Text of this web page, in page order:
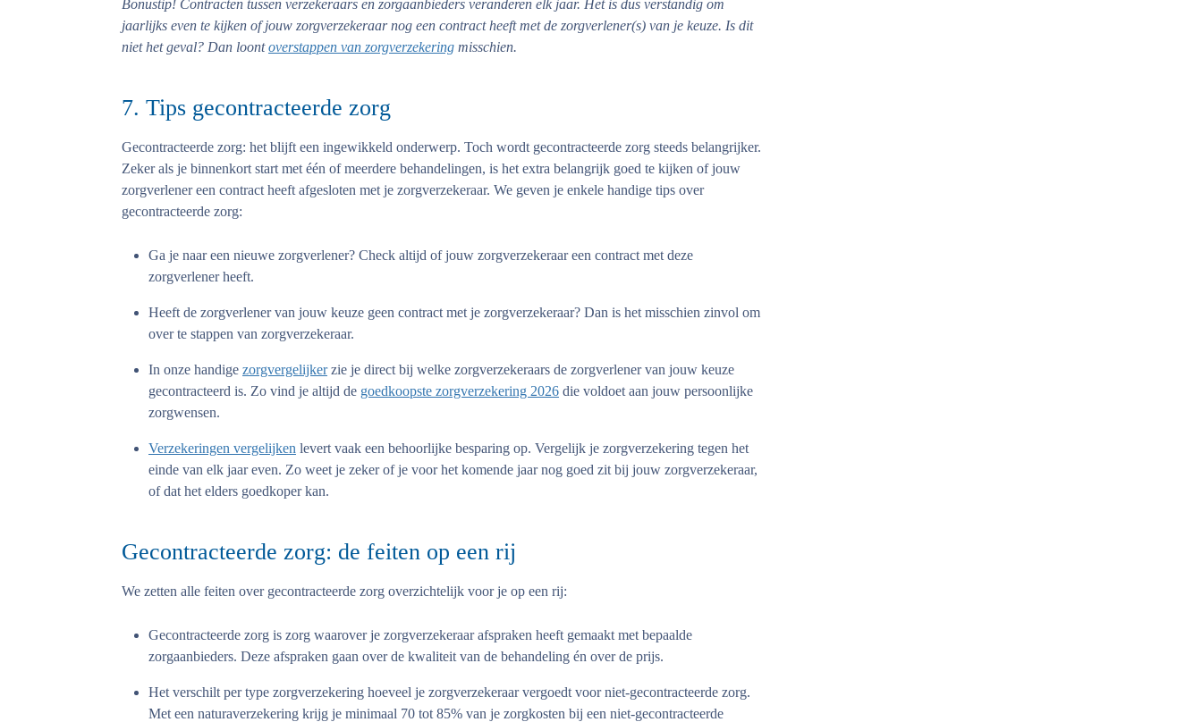
Bonustip! Contracten tussen verzekeraars en zorgaanbieders veranderen elk jaar. Het is dus verstandig om
jaarlijks even te kijken of jouw zorgverzekeraar nog een contract heeft met de zorgverlener(s) van je keuze. Is dit
niet het geval? Dan loontoverstappen van zorgverzekering misschien.
7. Tips gecontracteerde zorg
Gecontracteerde zorg: het blijft een ingewikkeld onderwerp. Toch wordt gecontracteerde zorg steeds belangrijker.
Zeker als je binnenkort start met één of meerdere behandelingen, is het extra belangrijk goed te kijken of jouw
zorgverlener een contract heeft afgesloten met je zorgverzekeraar. We geven je enkele handige tips over
gecontracteerde zorg:
Ga je naar een nieuwe zorgverlener? Check altijd of jouw zorgverzekeraar een contract met deze
zorgverlener heeft.
Heeft de zorgverlener van jouw keuze geen contract met je zorgverzekeraar? Dan is het misschien zinvol om
over te stappen van zorgverzekeraar.
In onze handige zorgvergelijkerzie je direct bij welke zorgverzekeraars de zorgverlener van jouw keuze
gecontracteerd is. Zo vind je altijd de goedkoopste zorgverzekering 2026 die voldoet aan jouw persoonlijke
zorgwensen.
Verzekeringen vergelijken levert vaak een behoorlijke besparing op. Vergelijk je zorgverzekering tegen het
einde van elk jaar even. Zo weet je zeker of je voor het komende jaar nog goed zit bij jouw zorgverzekeraar,
of dat het elders goedkoper kan.
Gecontracteerde zorg: de feiten op een rij
We zetten alle feiten over gecontracteerde zorg overzichtelijk voor je op een rij:
Gecontracteerde zorg is zorg waarover je zorgverzekeraar afspraken heeft gemaakt met bepaalde
zorgaanbieders. Deze afspraken gaan over de kwaliteit van de behandeling én over de prijs.
Het verschilt per type zorgverzekering hoeveel je zorgverzekeraar vergoedt voor niet-gecontracteerde zorg.
Met een naturaverzekering krijg je minimaal 70 tot 85% van je zorgkosten bij een niet-gecontracteerde